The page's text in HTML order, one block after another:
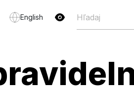
English